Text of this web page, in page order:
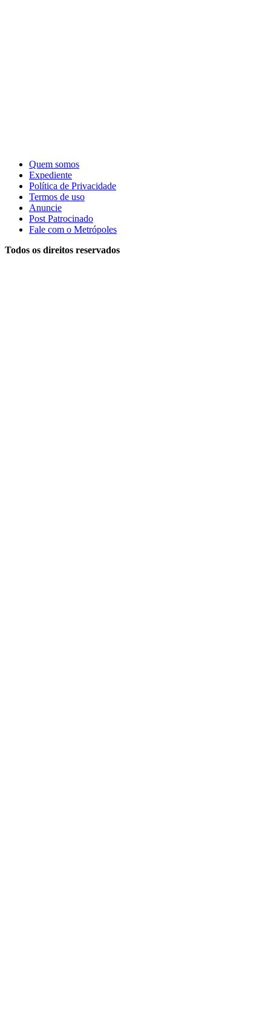
Quem somos
Expediente
Política de Privacidade
Termos de uso
Anuncie
Post Patrocinado
Fale com o Metrópoles
Todos os direitos reservados